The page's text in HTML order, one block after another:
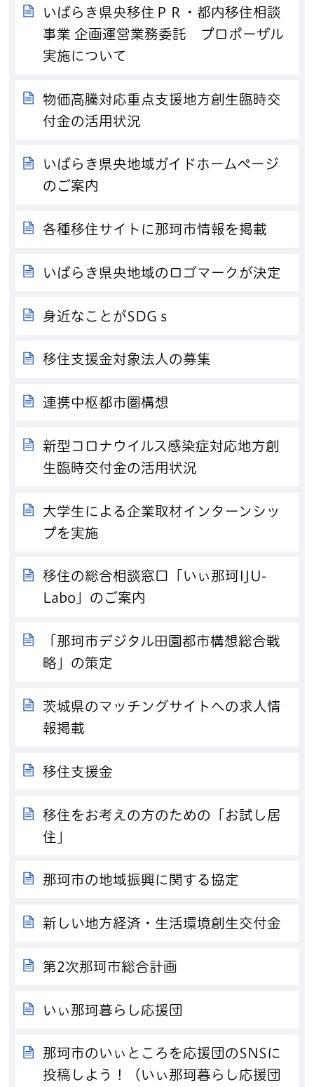
いばらき県央移住ＰＲ・都内移住相談
事業 企画運営業務委託 プロポーザル
実施について
物価高騰対応重点支援地方創生臨時交
付金の活用状況
いばらき県央地域ガイドホームページ
のご案内
各種移住サイトに那珂市情報を掲載
いばらき県央地域のロゴマークが決定
身近なことがSDGｓ
移住支援金対象法人の募集
連携中枢都市圏構想
新型コロナウイルス感染症対応地方創
生臨時交付金の活用状況
大学生による企業取材インターンシッ
プを実施
移住の総合相談窓口「いぃ那珂IJU-
Labo」のご案内
「那珂市デジタル田園都市構想総合戦
略」の策定
茨城県のマッチングサイトへの求人情
報掲載
移住支援金
移住をお考えの方のための「お試し居
住」
那珂市の地域振興に関する協定
新しい地方経済・生活環境創生交付金
第2次那珂市総合計画
いぃ那珂暮らし応援団
那珂市のいぃところを応援団のSNSに
投稿しよう！（いぃ那珂暮らし応援団